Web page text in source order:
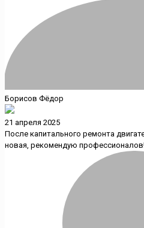
Борисов Фёдор
21 апреля 2025
После капитального ремонта
новая, рекомендую